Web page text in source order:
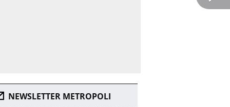
NEWSLETTER METROPOLI